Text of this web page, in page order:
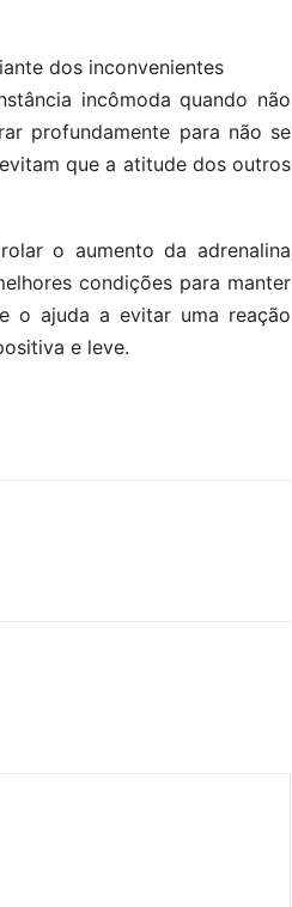
dos inconvenientes
incômoda quando não
profundamente para não se
que a atitude dos outros
o aumento da adrenalina
condições para manter
o ajuda a evitar uma reação
e leve.